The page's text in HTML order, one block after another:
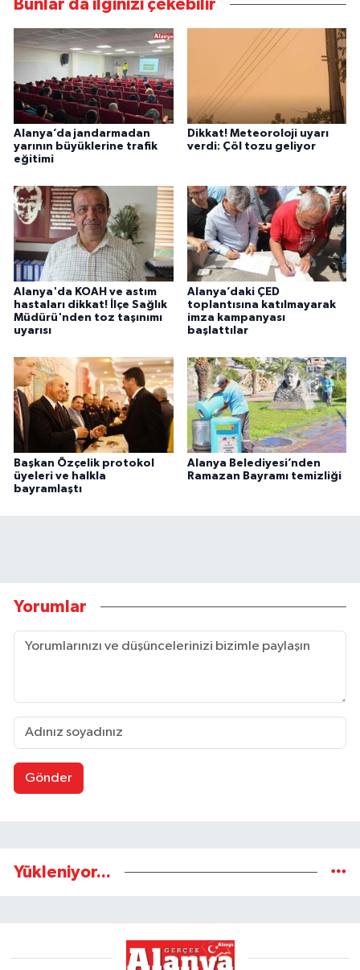
Bunlar da ilginizi çekebilir
Alanya’da jandarmadan
yarının büyüklerine trafik
eğitimi
Dikkat! Meteoroloji uyarı
verdi: Çöl tozu geliyor
Alanya'da KOAH ve astım
hastaları dikkat! İlçe Sağlık
Müdürü'nden toz taşınımı
uyarısı
Alanya’daki ÇED
toplantısına katılmayarak
imza kampanyası
başlattılar
Başkan Özçelik protokol
üyeleri ve halkla
bayramlaştı
Alanya Belediyesi’nden
Ramazan Bayramı temizliği
Yorumlar
Gönder
Yükleniyor...